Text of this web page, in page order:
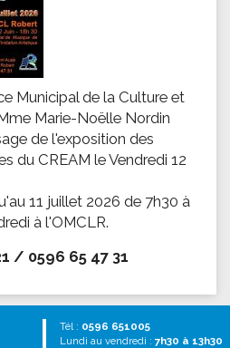
Municipal de la Culture et
Marie-Noëlle Nordin
de l'exposition des
du CREAM le Vendredi 12
11 juillet 2026 de 7h30 à
à l'OMCLR.
/ 0596 65 47 31
Tél : 0596 651005
Lundi au vendredi : 7h30 à 13h30